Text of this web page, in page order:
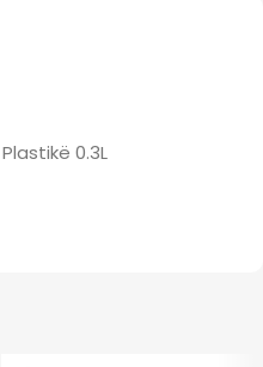
0.3L